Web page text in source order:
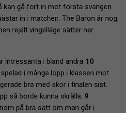
kan gå fort in mot första svängen
in i matchen. The Baron är nog
rejält vingelläge sätter ner
intressanta i bland andra 10
i många lopp i klassen mot
bra med skor i finalen sist.
så borde kunna skrälla. 9
på bra sätt om man går i